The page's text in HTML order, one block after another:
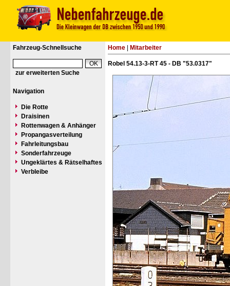
Fahrzeug-Schnellsuche
zur erweiterten Suche
Navigation
Die Rotte
Draisinen
Rottenwagen & Anhänger
Propangasverteilung
Fahrleitungsbau
Sonderfahrzeuge
Ungeklärtes & Rätselhaftes
Verbleibe
Home Mitarbeiter
Robel 54.13-3-RT 45 - DB "53.0317"